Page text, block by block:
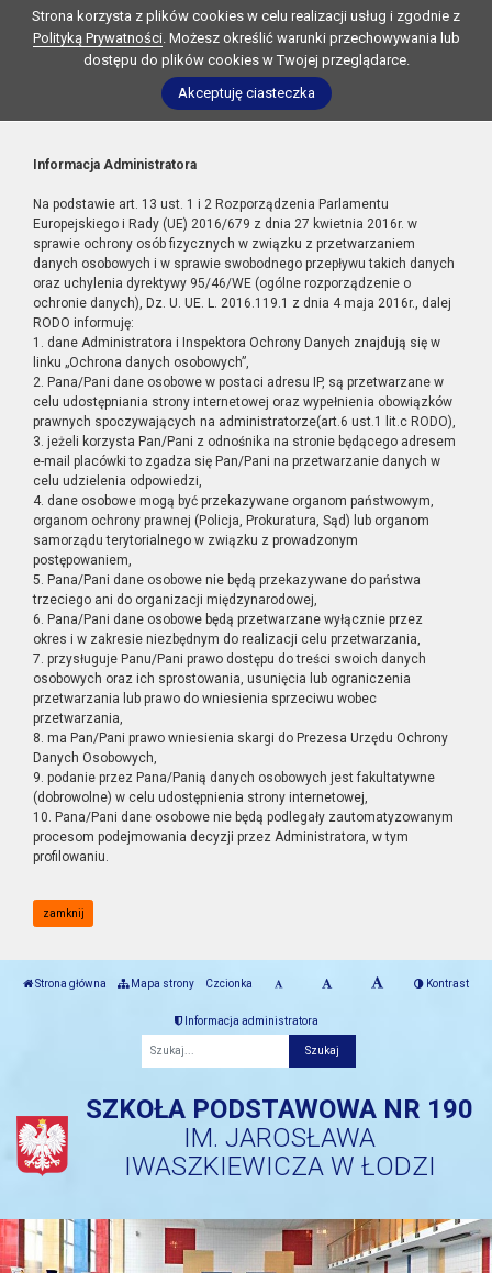
Strona korzysta z plików cookies w celu realizacji usług i zgodnie z
Polityką Prywatności. Możesz określić warunki przechowywania lub
dostępu do plików cookies w Twojej przeglądarce.
Akceptuję ciasteczka
Informacja Administratora
Na podstawie art. 13 ust. 1 i 2 Rozporządzenia Parlamentu
Europejskiego i Rady (UE) 2016/679 z dnia 27 kwietnia 2016r. w
sprawie ochrony osób fizycznych w związku z przetwarzaniem
danych osobowych i w sprawie swobodnego przepływu takich danych
oraz uchylenia dyrektywy 95/46/WE (ogólne rozporządzenie o
ochronie danych), Dz. U. UE. L. 2016.119.1 z dnia 4 maja 2016r., dalej
RODO informuję:
1. dane Administratora i Inspektora Ochrony Danych znajdują się w
linku „Ochrona danych osobowych”,
2. Pana/Pani dane osobowe w postaci adresu IP, są przetwarzane w
celu udostępniania strony internetowej oraz wypełnienia obowiązków
prawnych spoczywających na administratorze(art.6 ust.1 lit.c RODO),
3. jeżeli korzysta Pan/Pani z odnośnika na stronie będącego adresem
e-mail placówki to zgadza się Pan/Pani na przetwarzanie danych w
celu udzielenia odpowiedzi,
4. dane osobowe mogą być przekazywane organom państwowym,
organom ochrony prawnej (Policja, Prokuratura, Sąd) lub organom
samorządu terytorialnego w związku z prowadzonym
postępowaniem,
5. Pana/Pani dane osobowe nie będą przekazywane do państwa
trzeciego ani do organizacji międzynarodowej,
6. Pana/Pani dane osobowe będą przetwarzane wyłącznie przez
okres i w zakresie niezbędnym do realizacji celu przetwarzania,
7. przysługuje Panu/Pani prawo dostępu do treści swoich danych
osobowych oraz ich sprostowania, usunięcia lub ograniczenia
przetwarzania lub prawo do wniesienia sprzeciwu wobec
przetwarzania,
8. ma Pan/Pani prawo wniesienia skargi do Prezesa Urzędu Ochrony
Danych Osobowych,
9. podanie przez Pana/Panią danych osobowych jest fakultatywne
(dobrowolne) w celu udostępnienia strony internetowej,
10. Pana/Pani dane osobowe nie będą podlegały zautomatyzowanym
procesom podejmowania decyzji przez Administratora, w tym
profilowaniu.
zamknij
Strona główna Mapa strony Czcionka Kontrast
Informacja administratora
SZKOŁA PODSTAWOWA NR 190
IM. JAROSŁAWA
IWASZKIEWICZA W ŁODZI